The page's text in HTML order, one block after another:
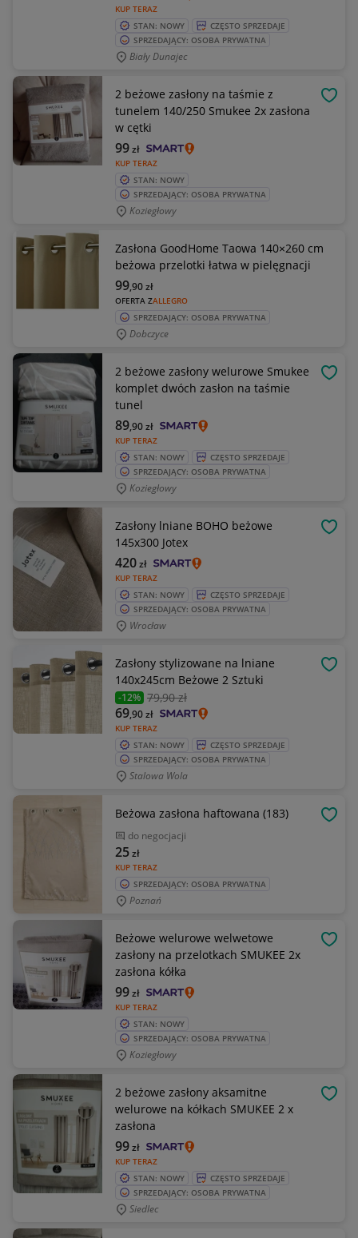
KUP TERAZ
STAN: NOWY
CZĘSTO SPRZEDAJE
SPRZEDAJĄCY: OSOBA PRYWATNA
Biały Dunajec
2 beżowe zasłony na taśmie z
tunelem 140/250 Smukee 2x zasłona
w cętki
KUP TERAZ
99zł
STAN: NOWY
SPRZEDAJĄCY: OSOBA PRYWATNA
Koziegłowy
Zasłona GoodHome Taowa 140×260 cm
beżowa przelotki łatwa w pielęgnacji
OFERTA ZALLEGRO
99,90zł
SPRZEDAJĄCY: OSOBA PRYWATNA
Dobczyce
2 beżowe zasłony welurowe Smukee
komplet dwóch zasłon na taśmie
tunel
KUP TERAZ
89,90zł
STAN: NOWY
CZĘSTO SPRZEDAJE
SPRZEDAJĄCY: OSOBA PRYWATNA
Koziegłowy
Zasłony lniane BOHO beżowe
145x300 Jotex
KUP TERAZ
420zł
STAN: NOWY
CZĘSTO SPRZEDAJE
SPRZEDAJĄCY: OSOBA PRYWATNA
Wrocław
Zasłony stylizowane na lniane
140x245cm Beżowe 2 Sztuki
-12% 79,90 zł
KUP TERAZ
69,90zł
STAN: NOWY
CZĘSTO SPRZEDAJE
SPRZEDAJĄCY: OSOBA PRYWATNA
Stalowa Wola
Beżowa zasłona haftowana (183)
do negocjacji
KUP TERAZ
25zł
SPRZEDAJĄCY: OSOBA PRYWATNA
Poznań
Beżowe welurowe welwetowe
zasłony na przelotkach SMUKEE 2x
zasłona kółka
KUP TERAZ
99zł
STAN: NOWY
SPRZEDAJĄCY: OSOBA PRYWATNA
Koziegłowy
2 beżowe zasłony aksamitne
welurowe na kółkach SMUKEE 2 x
zasłona
KUP TERAZ
99zł
STAN: NOWY
CZĘSTO SPRZEDAJE
SPRZEDAJĄCY: OSOBA PRYWATNA
Siedlec